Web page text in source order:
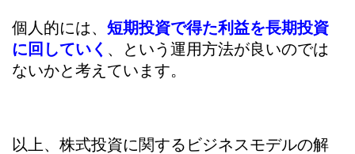
個人的には、 短期投資で得た利益を長期投資
に回していく 、という運用方法が良いのでは
ないかと考えています。
以上、株式投資に関するビジネスモデルの解